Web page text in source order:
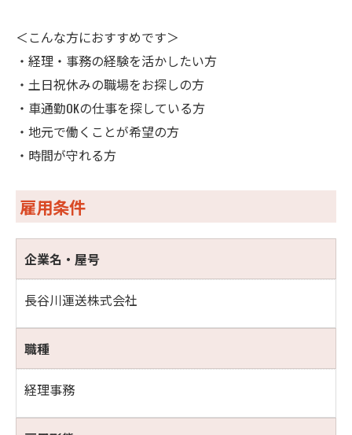
＜こんな方におすすめです＞
・経理・事務の経験を活かしたい方
・土日祝休みの職場をお探しの方
・車通勤OKの仕事を探している方
・地元で働くことが希望の方
・時間が守れる方
雇用条件
企業名・屋号
長谷川運送株式会社
職種
経理事務